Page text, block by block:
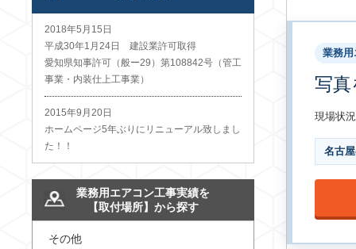
業務用
写
現場状
名古
2018年5月15日
平成30年1月24日 建設業許可取得
愛知県知事許可（般ー29）第108842号（管工
事業・内装仕上工事業）
2015年9月20日
ホームページ5年ぶりにリニューアル致しまし
た！！
業務用エアコン工事実績を
【取付場所】から探す
その他